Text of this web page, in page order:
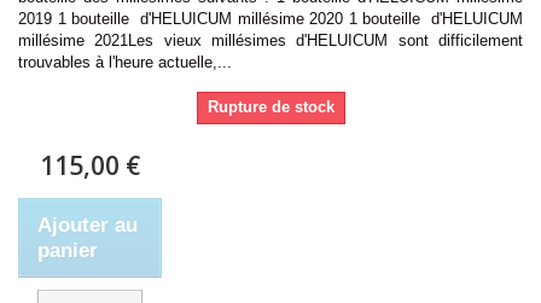
2019 1 bouteille d'HELUICUM millésime 2020 1 bouteille d'HELUICUM
millésime 2021Les vieux millésimes d'HELUICUM sont difficilement
trouvables à l'heure actuelle,...
Rupture de stock
115,00 €
Ajouter au
panier